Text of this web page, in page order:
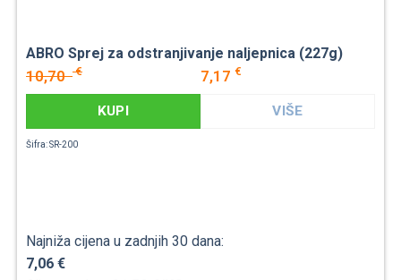
ABRO Sprej za odstranjivanje naljepnica (227g)
10,70€ 7,17 €
KUPI VIŠE
Šifra: SR-200
Najniža cijena u zadnjih 30 dana:
7,06 €